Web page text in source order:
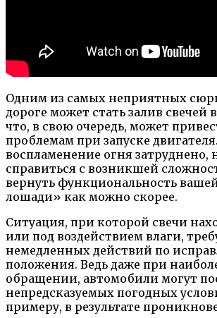
Одним из самых неприятных
дороге может стать залив свечей
что, в свою очередь, может
проблемам при запуске
воспламенение огня затруднено,
справиться с возникшей
вернуть функциональность
лошади» как можно скорее.
Ситуация, при которой свечи
или под воздействием влаги,
немедленных действий по
положения. Ведь даже при
обращении, автомобили могут
непредсказуемых погодных
примеру, в результате